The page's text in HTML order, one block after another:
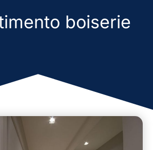
boiserie